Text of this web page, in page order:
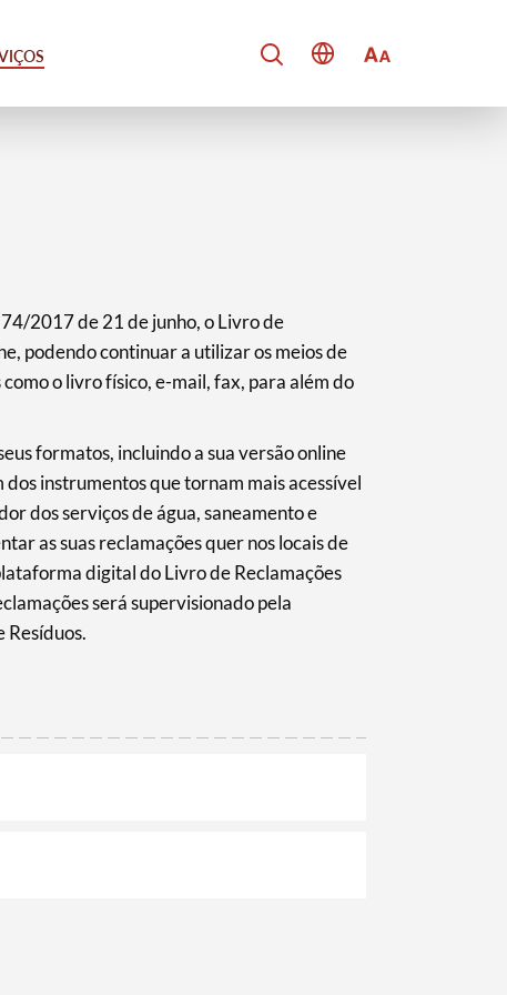
2017 de 21 de junho, o Livro de
podendo continuar a utilizar os meios de
o livro físico, e-mail, fax, para além do
formatos, incluindo a sua versão online
instrumentos que tornam mais acessível
dos serviços de água, saneamento e
as suas reclamações quer nos locais de
digital do Livro de Reclamações
será supervisionado pela
Resíduos.